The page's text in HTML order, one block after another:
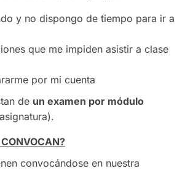
y no dispongo de tiempo para ir a
que me impiden asistir a clase
por mi cuenta
de un examen por módulo
convocándose en nuestra